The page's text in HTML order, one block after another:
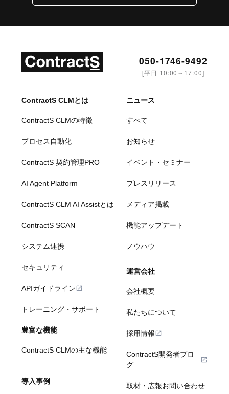
050-1746-9492
[平日 10:00～17:00]
ContractS CLMとは
ContractS CLMの特徴
プロセス自動化
ContractS 契約管理PRO
AI Agent Platform
ContractS CLM AI Assistとは
ContractS SCAN
システム連携
セキュリティ
APIガイドライン
トレーニング・サポート
豊富な機能
ContractS CLMの主な機能
導入事例
ニュース
すべて
お知らせ
イベント・セミナー
プレスリリース
メディア掲載
機能アップデート
ノウハウ
運営会社
会社概要
私たちについて
採用情報
ContractS開発者ブロ
グ
取材・広報お問い合わせ